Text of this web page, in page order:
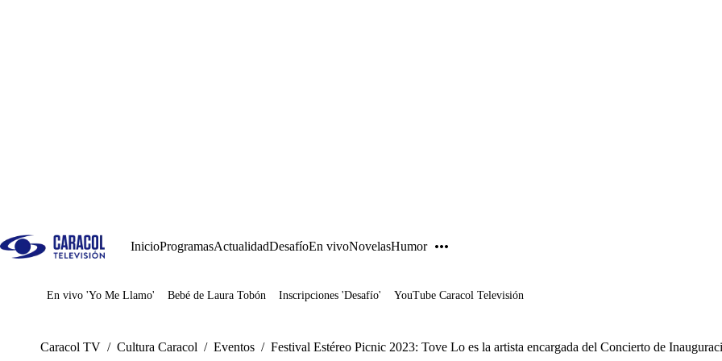
InicioProgramasActualidadDesafíoEn vivoNovelasHumor
Juegos
En vivo 'Yo Me Llamo' Bebé de Laura Tobón Inscripciones 'Desafío' YouTube Caracol Televisión
Caracol TV / Cultura Caracol / Eventos / Festival Estéreo Picnic 2023: Tove Lo es la artista encargada del Concierto de